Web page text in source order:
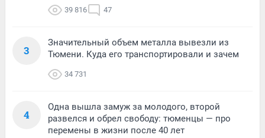
39 816 47
3
Значительный объем металла вывезли из
Тюмени. Куда его транспортировали и зачем
34 731
4
Одна вышла замуж за молодого, второй
развелся и обрел свободу: тюменцы — про
перемены в жизни после 40 лет